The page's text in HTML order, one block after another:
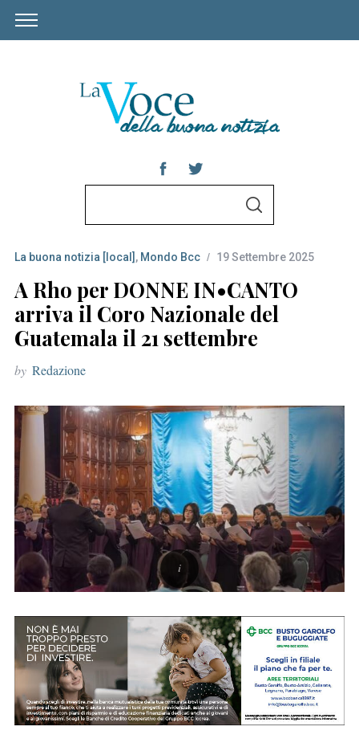
r
c
h
f
o
r
S
C
H
La buona notizia [local] , Mondo Bcc 19 Settembre 2025
A Rho per DONNE IN•CANTO
arriva il Coro Nazionale del
Guatemala il 21 settembre
by Redazione